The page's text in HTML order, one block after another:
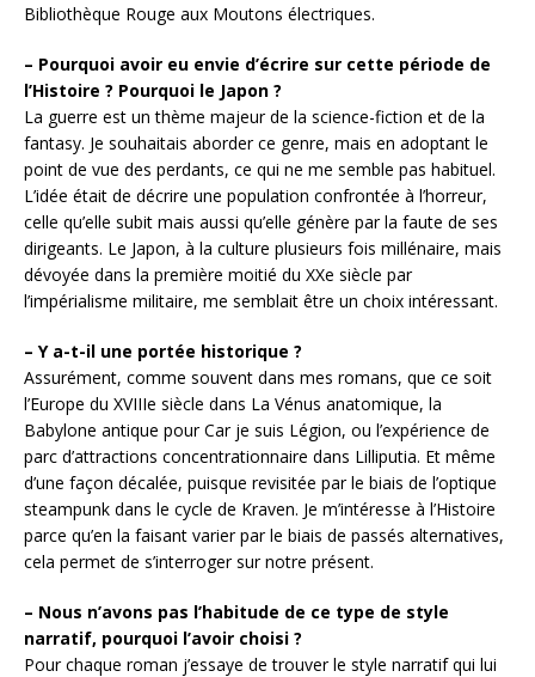
Bibliothèque Rouge aux Moutons électriques.
– Pourquoi avoir eu envie d’écrire sur cette période de
l’Histoire ? Pourquoi le Japon ?
La guerre est un thème majeur de la science-fiction et de la
fantasy. Je souhaitais aborder ce genre, mais en adoptant le
point de vue des perdants, ce qui ne me semble pas habituel.
L’idée était de décrire une population confrontée à l’horreur,
celle qu’elle subit mais aussi qu’elle génère par la faute de ses
dirigeants. Le Japon, à la culture plusieurs fois millénaire, mais
dévoyée dans la première moitié du XXe siècle par
l’impérialisme militaire, me semblait être un choix intéressant.
– Y a-t-il une portée historique ?
Assurément, comme souvent dans mes romans, que ce soit
l’Europe du XVIIIe siècle dans La Vénus anatomique, la
Babylone antique pour Car je suis Légion, ou l’expérience de
parc d’attractions concentrationnaire dans Lilliputia. Et même
d’une façon décalée, puisque revisitée par le biais de l’optique
steampunk dans le cycle de Kraven. Je m’intéresse à l’Histoire
parce qu’en la faisant varier par le biais de passés alternatives,
cela permet de s’interroger sur notre présent.
– Nous n’avons pas l’habitude de ce type de style
narratif, pourquoi l’avoir choisi ?
Pour chaque roman j’essaye de trouver le style narratif qui lui